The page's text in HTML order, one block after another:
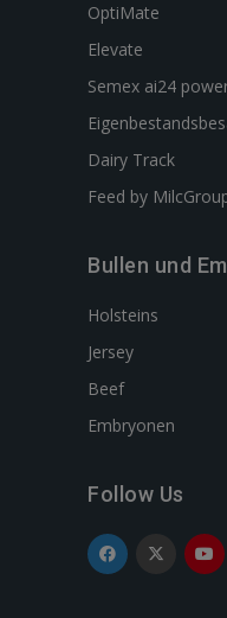
OptiMate
Elevate
Semex ai24
Dairy Track
Feed by
Bullen und
Holsteins
Jersey
Beef
Embryonen
Follow Us